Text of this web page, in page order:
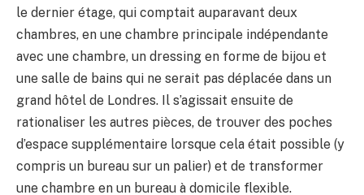
le dernier étage, qui comptait auparavant deux
chambres, en une chambre principale indépendante
avec une chambre, un dressing en forme de bijou et
une salle de bains qui ne serait pas déplacée dans un
grand hôtel de Londres. Il s’agissait ensuite de
rationaliser les autres pièces, de trouver des poches
d’espace supplémentaire lorsque cela était possible (y
compris un bureau sur un palier) et de transformer
une chambre en un bureau à domicile flexible.